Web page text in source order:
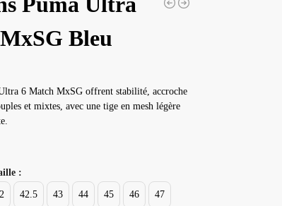
Bleu
6 Match MxSG offrent stabilité, accroche
et mixtes, avec une tige en mesh légère
:
42.5 43 44 45 46 47